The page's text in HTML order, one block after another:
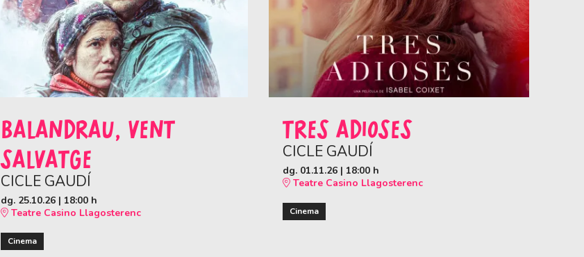
BALANDRAU, VENT
SALVATGE
CICLE GAUDÍ
dg. 25.10.26 | 18:00 h
Teatre Casino Llagosterenc
Cinema
TRES ADIOSES
CICLE GAUDÍ
dg. 01.11.26| 18:00 h
Teatre Casino Llagosterenc
Cinema